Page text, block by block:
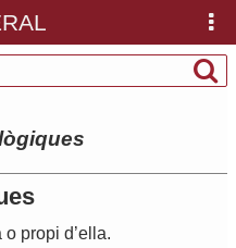
o propi d’ella.